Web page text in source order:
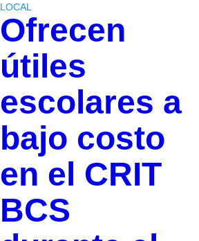
LOCAL
Ofrecen
útiles
escolares a
bajo costo
en el CRIT
BCS